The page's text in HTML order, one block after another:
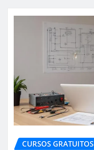
CURSOS GRATUITOS